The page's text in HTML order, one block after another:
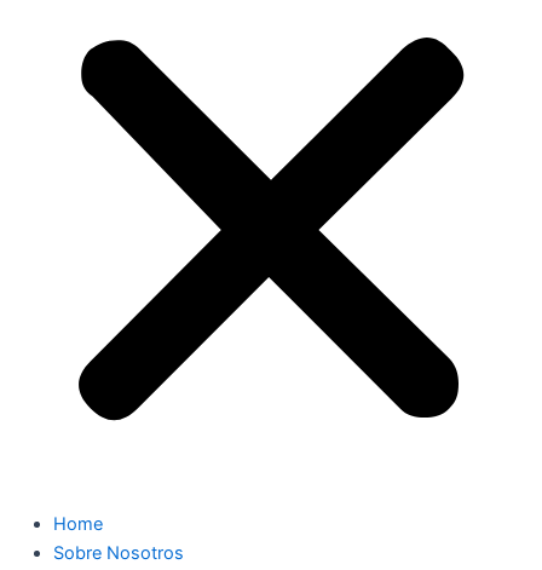
Home
Sobre Nosotros